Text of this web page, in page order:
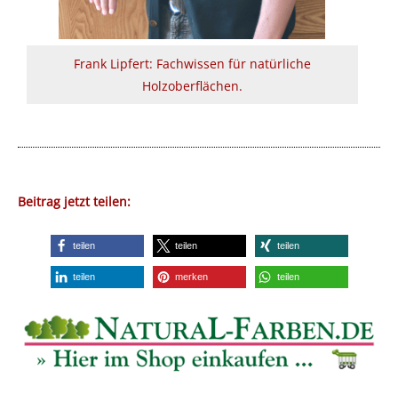
Frank Lipfert: Fachwissen für natürliche
Holzoberflächen.
Beitrag jetzt teilen:
teilen teilen teilen
teilen merken teilen